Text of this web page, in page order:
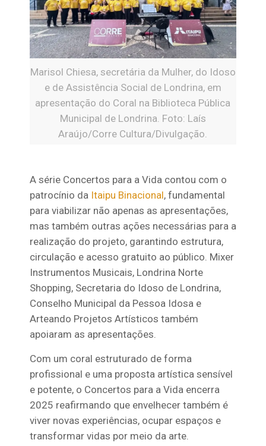
Marisol Chiesa, secretária da Mulher, do Idoso
e de Assistência Social de Londrina, em
apresentação do Coral na Biblioteca Pública
Municipal de Londrina. Foto: Laís
Araújo/Corre Cultura/Divulgação.
A série Concertos para a Vida contou com o
patrocínio da Itaipu Binacional, fundamental
para viabilizar não apenas as apresentações,
mas também outras ações necessárias para a
realização do projeto, garantindo estrutura,
circulação e acesso gratuito ao público. Mixer
Instrumentos Musicais, Londrina Norte
Shopping, Secretaria do Idoso de Londrina,
Conselho Municipal da Pessoa Idosa e
Arteando Projetos Artísticos também
apoiaram as apresentações.
Com um coral estruturado de forma
profissional e uma proposta artística sensível
e potente, o Concertos para a Vida encerra
2025 reafirmando que envelhecer também é
viver novas experiências, ocupar espaços e
transformar vidas por meio da arte.